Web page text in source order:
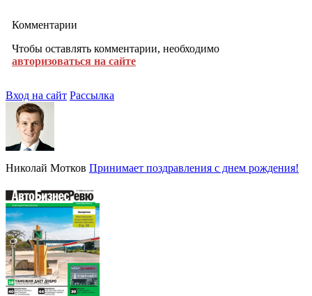
Комментарии
Чтобы оставлять комментарии, необходимо
авторизоваться на сайте
Вход на сайт Рассылка
Николай Мотков Принимает поздравления с днем рождения!